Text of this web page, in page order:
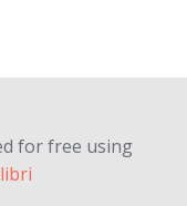
for free using